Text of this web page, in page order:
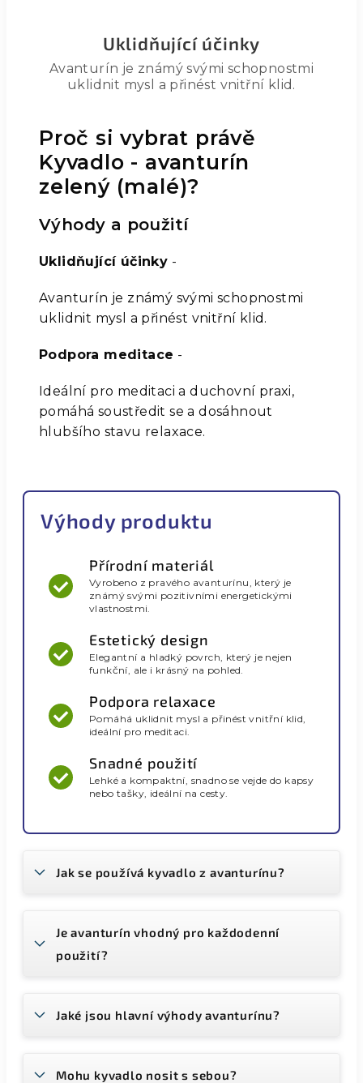
Uklidňující účinky
Avanturín je známý svými schopnostmi
uklidnit mysl a přinést vnitřní klid.
Proč si vybrat právě
Kyvadlo - avanturín
zelený (malé)?
Výhody a použití
Uklidňující účinky -
Avanturín je známý svými schopnostmi
uklidnit mysl a přinést vnitřní klid.
Podpora meditace -
Ideální pro meditaci a duchovní praxi,
pomáhá soustředit se a dosáhnout
hlubšího stavu relaxace.
Výhody produktu
Přírodní materiál
Vyrobeno z pravého avanturínu, který je
známý svými pozitivními energetickými
vlastnostmi.
Estetický design
Elegantní a hladký povrch, který je nejen
funkční, ale i krásný na pohled.
Podpora relaxace
Pomáhá uklidnit mysl a přinést vnitřní klid,
ideální pro meditaci.
Snadné použití
Lehké a kompaktní, snadno se vejde do kapsy
nebo tašky, ideální na cesty.
Jak se používá kyvadlo z avanturínu?
Je avanturín vhodný pro každodenní
použití?
Jaké jsou hlavní výhody avanturínu?
Mohu kyvadlo nosit s sebou?